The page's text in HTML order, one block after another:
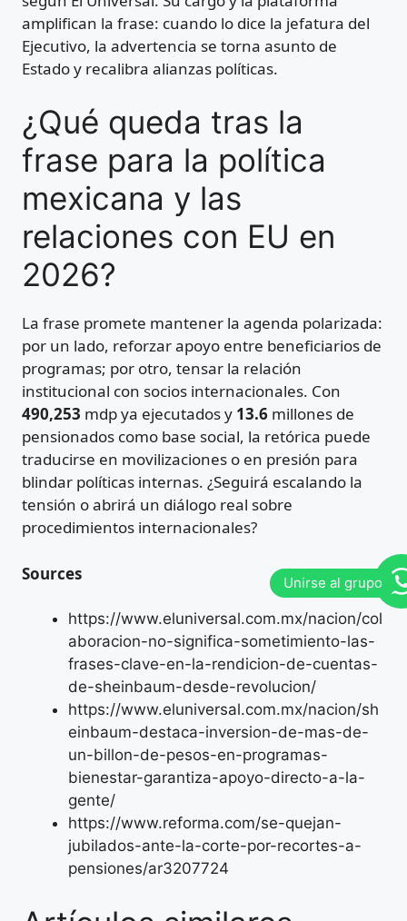
amplifican la frase: cuando lo dice la jefatura del
Ejecutivo, la advertencia se torna asunto de
Estado y recalibra alianzas políticas.
¿Qué queda tras la
frase para la política
mexicana y las
relaciones con EU en
2026?
La frase promete mantener la agenda polarizada:
por un lado, reforzar apoyo entre beneficiarios de
programas; por otro, tensar la relación
institucional con socios internacionales. Con
490,253 mdp ya ejecutados y 13.6 millones de
pensionados como base social, la retórica puede
traducirse en movilizaciones o en presión para
blindar políticas internas. ¿Seguirá escalando la
tensión o abrirá un diálogo real sobre
procedimientos internacionales?
Sources
https://www.eluniversal.com.mx/nacion/col
aboracion-no-significa-sometimiento-las-
frases-clave-en-la-rendicion-de-cuentas-
de-sheinbaum-desde-revolucion/
https://www.eluniversal.com.mx/nacion/sh
einbaum-destaca-inversion-de-mas-de-
un-billon-de-pesos-en-programas-
bienestar-garantiza-apoyo-directo-a-la-
gente/
https://www.reforma.com/se-quejan-
jubilados-ante-la-corte-por-recortes-a-
pensiones/ar3207724